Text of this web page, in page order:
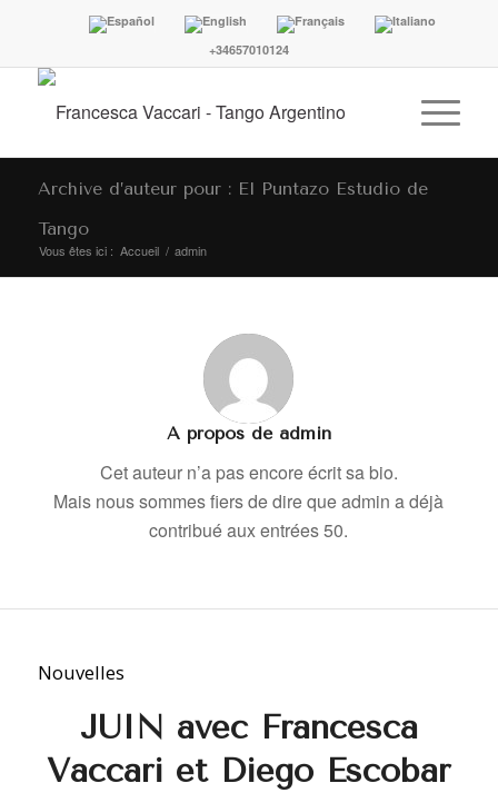
+34657010124
Archive d’auteur pour : El Puntazo Estudio de
Tango
Vous êtes ici : Accueil / admin
A propos de admin
Cet auteur n’a pas encore écrit sa bio.
Mais nous sommes fiers de dire queadmin a déjà
contribué aux entrées 50.
Nouvelles
JUIN avec Francesca
Vaccari et Diego Escobar